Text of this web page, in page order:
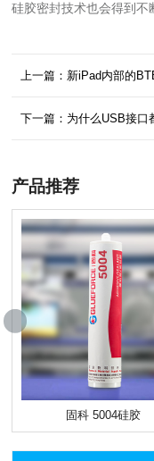
硅胶密封技术也会得到不
上一篇：新iPad内部的
下一篇：为什么USB接口
产品推荐
固科 5004硅胶